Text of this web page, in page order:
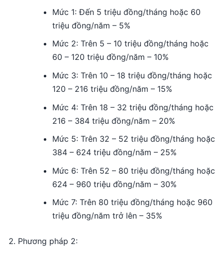
Mức 1: Đến 5 triệu đồng/tháng hoặc 60
triệu đồng/năm – 5%
Mức 2: Trên 5 – 10 triệu đồng/tháng hoặc
60 – 120 triệu đồng/năm – 10%
Mức 3: Trên 10 – 18 triệu đồng/tháng hoặc
120 – 216 triệu đồng/năm – 15%
Mức 4: Trên 18 – 32 triệu đồng/tháng hoặc
216 – 384 triệu đồng/năm – 20%
Mức 5: Trên 32 – 52 triệu đồng/tháng hoặc
384 – 624 triệu đồng/năm – 25%
Mức 6: Trên 52 – 80 triệu đồng/tháng hoặc
624 – 960 triệu đồng/năm – 30%
Mức 7: Trên 80 triệu đồng/tháng hoặc 960
triệu đồng/năm trở lên – 35%
Phương pháp 2: